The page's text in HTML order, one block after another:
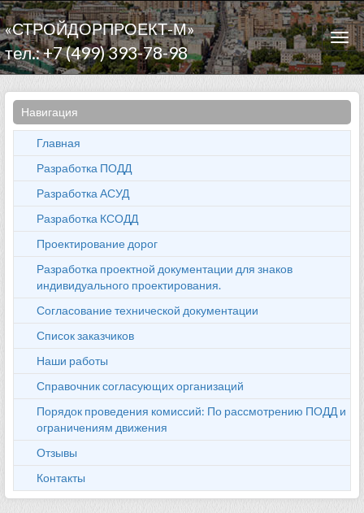
«СТРОЙДОРПРОЕКТ-М»
тел.: +7 (499) 393-78-98
Навигация
Главная
Разработка ПОДД
Разработка АСУД
Разработка КСОДД
Проектирование дорог
Разработка проектной документации для знаков
индивидуального проектирования.
Согласование технической документации
Список заказчиков
Наши работы
Справочник согласующих организаций
Порядок проведения комиссий: По рассмотрению ПОДД и
ограничениям движения
Отзывы
Контакты